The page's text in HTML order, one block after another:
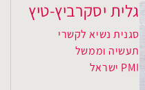
גלית יסקרביץ-טיץ
סגנית נשיא לקשרי
תעשיה וממשל
PMI ישראל